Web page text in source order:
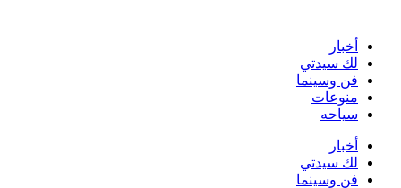
content أخبار
لك سيدتي
فن وسينما
منوعات
سياحه
أخبار
لك سيدتي
فن وسينما